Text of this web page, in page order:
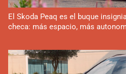
El Skoda Peaq es el buque
checa: más espacio, más